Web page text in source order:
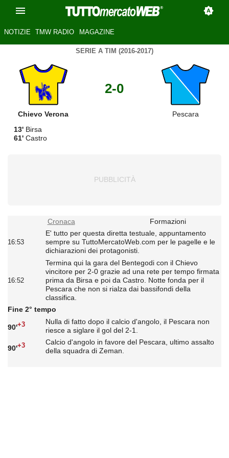
NOTIZIE TMW RADIO MAGAZINE
SERIE A TIM (2016-2017)
Chievo Verona
2-0
Pescara
13' Birsa
61' Castro
Cronaca Formazioni
16:53
E' tutto per questa diretta testuale, appuntamento
sempre su TuttoMercatoWeb.com per le pagelle e le
dichiarazioni dei protagonisti.
16:52
Termina qui la gara del Bentegodi con il Chievo
vincitore per 2-0 grazie ad una rete per tempo firmata
prima da Birsa e poi da Castro. Notte fonda per il
Pescara che non si rialza dai bassifondi della
classifica.
Fine 2° tempo
90'+3
Nulla di fatto dopo il calcio d'angolo, il Pescara non
riesce a siglare il gol del 2-1.
90'+3
Calcio d'angolo in favore del Pescara, ultimo assalto
della squadra di Zeman.